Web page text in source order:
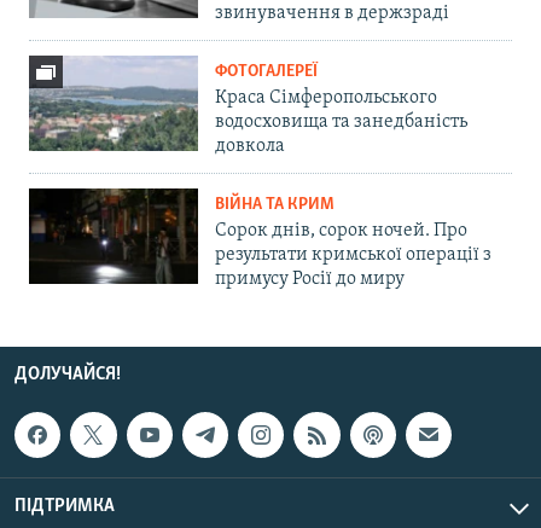
звинувачення в держзраді
ФОТОГАЛЕРЕЇ
Краса Сімферопольського
водосховища та занедбаність
довкола
ВІЙНА ТА КРИМ
Сорок днів, сорок ночей. Про
результати кримської операції з
примусу Росії до миру
ДОЛУЧАЙСЯ!
ПІДТРИМКА